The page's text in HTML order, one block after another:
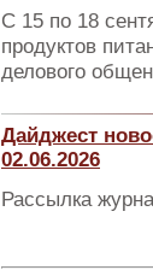
С 15 по 18
продуктов
делового
Дайджест
02.06.2026
Рассылка